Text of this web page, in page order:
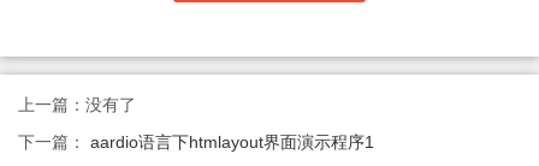
上一篇：没有了
下一篇：
aardio语言下htmlayout界面演示程序1